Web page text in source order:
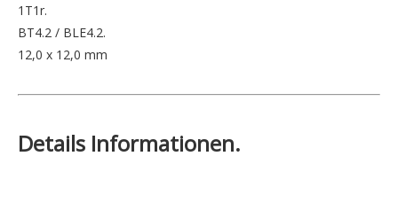
1T1r.
BT4.2 / BLE4.2.
12,0 x 12,0 mm
Details Informationen.